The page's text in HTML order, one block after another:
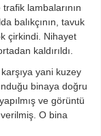
lambalarının
balıkçının, tavuk
çirkindi. Nihayet
kaldırıldı.
yani kuzey
binaya doğru
ve görüntü
O bina